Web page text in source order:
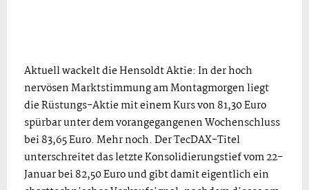
Aktuell wackelt die Hensoldt Aktie: In der hoch
nervösen Marktstimmung am Montagmorgen liegt
die Rüstungs-Aktie mit einem Kurs von 81,30 Euro
spürbar unter dem vorangegangenen Wochenschluss
bei 83,65 Euro. Mehr noch. Der TecDAX-Titel
unterschreitet das letzte Konsolidierungstief vom 22-
Januar bei 82,50 Euro und gibt damit eigentlich ein